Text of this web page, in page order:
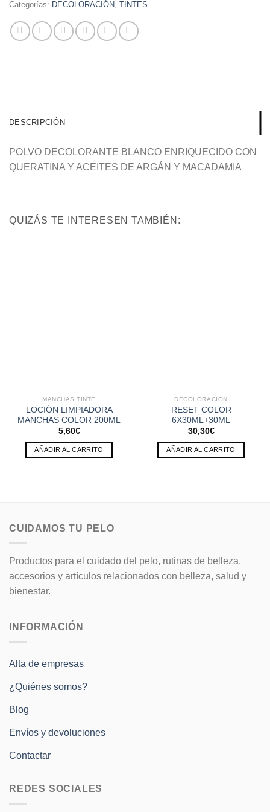
Categorías: DECOLORACIÓN TINTES
DESCRIPCIÓN
POLVO DECOLORANTE BLANCO ENRIQUECIDO CON
QUERATINA Y ACEITES DE ARGÁN Y MACADAMIA
QUIZÁS TE INTERESEN TAMBIÉN:
MANCHAS TINTE
LOCIÓN LIMPIADORA
MANCHAS COLOR 200ML
5,60€
AÑADIR AL CARRITO
DECOLORACIÓN
RESET COLOR
6X30ML+30ML
30,30€
AÑADIR AL CARRITO
CUIDAMOS TU PELO
Productos para el cuidado del pelo, rutinas de belleza,
accesorios y artículos relacionados con belleza, salud y
bienestar.
INFORMACIÓN
Alta de empresas
¿Quiénes somos?
Blog
Envíos y devoluciones
Contactar
REDES SOCIALES